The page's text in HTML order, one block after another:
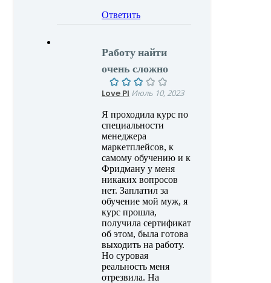
Ответить
Работу найти
очень сложно
Love PI Июль 10, 2023
Я проходила курс по
специальности
менеджера
маркетплейсов, к
самому обучению и к
Фридману у меня
никаких вопросов
нет. Заплатил за
обучение мой муж, я
курс прошла,
получила сертификат
об этом, была готова
выходить на работу.
Но суровая
реальность меня
отрезвила. На